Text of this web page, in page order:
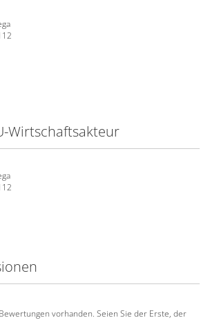
Wirtschaftsakteur
vorhanden. Seien Sie der Erste, der